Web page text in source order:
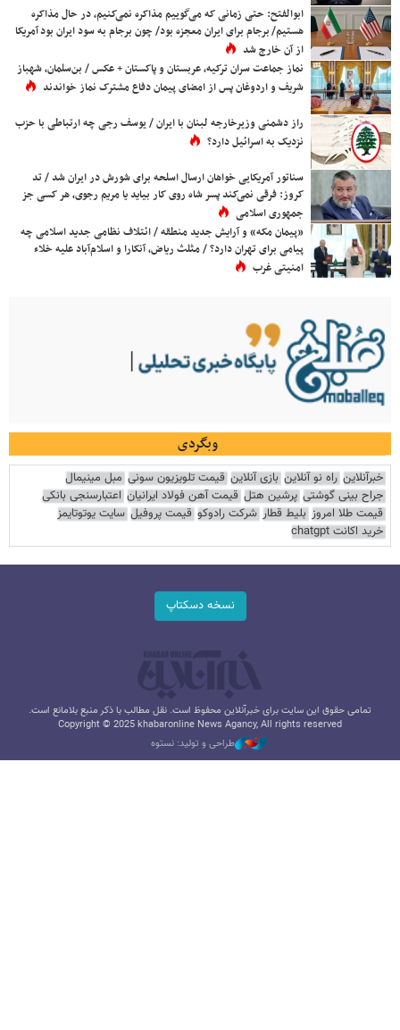
ابوالفتح: حتی زمانی که می‌گوییم مذاکره نمی‌کنیم، در حال مذاکره
هستیم/ برجام برای ایران معجزه بود/ چون برجام به سود ایران بود آمریکا
از آن خارج شد
نماز جماعت سران ترکیه، عربستان و پاکستان + عکس / بن‌سلمان، شهباز
شریف و اردوغان پس از امضای پیمان دفاع مشترک نماز خواندند
راز دشمنی وزیرخارجه لبنان با ایران / یوسف رجی چه ارتباطی با حزب
نزدیک به اسرائیل دارد؟
سناتور آمریکایی خواهان ارسال اسلحه برای شورش در ایران شد / تد
کروز: فرقی نمی‌کند پسر شاه روی کار بیاید یا مریم رجوی، هر کسی جز
جمهوری اسلامی
«پیمان مکه» و آرایش جدید منطقه / ائتلاف نظامی جدید اسلامی چه
پیامی برای تهران دارد؟ / مثلث ریاض، آنکارا و اسلام‌آباد علیه خلاء
امنیتی غرب
وبگردی
خبرآنلاین راه نو آنلاین بازی آنلاین قیمت تلویزیون سونی مبل مینیمال
جراح بینی گوشتی پرشین هتل قیمت آهن فولاد ایرانیان اعتبارسنجی بانکی
قیمت طلا امروز بلیط قطار شرکت رادوکو قیمت پروفیل سایت یوتوتایمز
خرید اکانت chatgpt
نسخه دسکتاپ
تمامی حقوق این سایت برای خبرآنلاین محفوظ است. نقل مطالب با ذکر منبع بلامانع است.
Copyright © 2025 khabaronline News Agancy, All rights reserved
طراحی و تولید: نستوه